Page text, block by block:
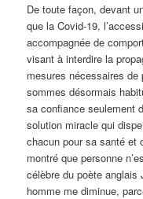
De toute façon, devant
que la Covid-19,
accompagnée de
visant à interdire la
mesures nécessaires de
sommes désormais
sa confiance seulement
solution miracle qui
chacun pour sa santé et
montré que personne
célèbre du poète
homme me diminue,